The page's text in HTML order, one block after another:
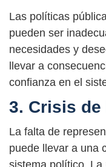
Las políticas
pueden ser
necesidades y
llevar a
confianza en el
3. Crisis
La falta de
puede llevar a una
sistema político. La